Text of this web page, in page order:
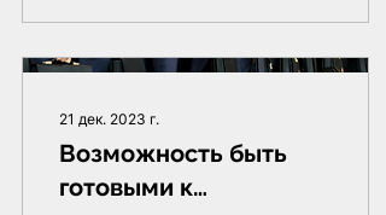
21 дек. 2023 г.
Возможность быть
готовыми к